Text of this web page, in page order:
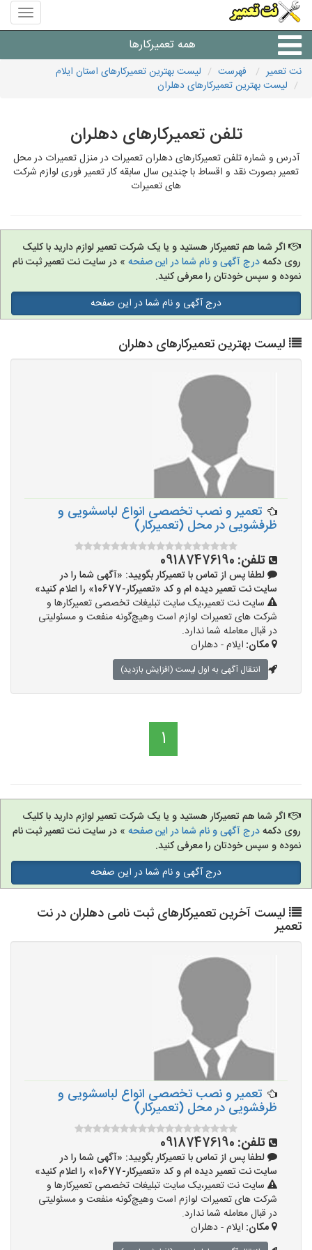
منوی
سایت
تعمیر
همه تعمیرکارها
شرکت های تعمیرات لوازم
نت تعمیر فهرست
لیست بهترین تعمیرکارهای استان ایلام
لیست بهترین تعمیرکارهای دهلران
تلفن تعمیرکارهای دهلران
آدرس و شماره تلفن تعمیرکارهای دهلران تعمیرات در منزل تعمیرات در محل
تعمیر بصورت نقد و اقساط با چندین سال سابقه کار تعمیر فوری لوازم شرکت
های تعمیرات
اگر شما هم تعمیرکار هستید و یا یک شرکت تعمیر لوازم دارید با کلیک
روی دکمهدرج آگهی و نام شما در این صفحه » در سایت نت تعمیر ثبت نام
نموده و سپس خودتان را معرفی کنید.
درج آگهی و نام شما در این صفحه
لیست بهترین تعمیرکارهای دهلران
تعمیر و نصب تخصصی انواع لباسشویی و
ظرفشویی در محل (تعمیرکار)
تلفن: 09187476190
لطفا پس از تماس با تعمیرکار بگویید: «آگهی شما را در
سایت نت تعمیر دیده ام و کد «تعمیرکار-10677» را اعلام کنید»
سایت نت تعمیر،یک سایت تبلیغات تخصصی تعمیرکارها و
شرکت های تعمیرات لوازم است وهیچ‌گونه منفعت و مسئولیتی
در قبال معامله شما ندارد.
مکان: ایلام - دهلران
انتقال آگهی به اول لیست (افزایش بازدید)
1
اگر شما هم تعمیرکار هستید و یا یک شرکت تعمیر لوازم دارید با کلیک
روی دکمهدرج آگهی و نام شما در این صفحه » در سایت نت تعمیر ثبت نام
نموده و سپس خودتان را معرفی کنید.
درج آگهی و نام شما در این صفحه
لیست آخرین تعمیرکارهای ثبت نامی دهلران در نت
تعمیر
تعمیر و نصب تخصصی انواع لباسشویی و
ظرفشویی در محل (تعمیرکار)
تلفن: 09187476190
لطفا پس از تماس با تعمیرکار بگویید: «آگهی شما را در
سایت نت تعمیر دیده ام و کد «تعمیرکار-10677» را اعلام کنید»
سایت نت تعمیر،یک سایت تبلیغات تخصصی تعمیرکارها و
شرکت های تعمیرات لوازم است وهیچ‌گونه منفعت و مسئولیتی
در قبال معامله شما ندارد.
مکان: ایلام - دهلران